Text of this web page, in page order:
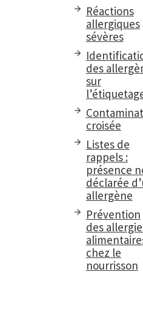
Réactions
allergiques
sévères
des
sur
croisée
Listes de
rappels :
présence
déclarée
allergène
Prévention
des
chez le
nourrisson